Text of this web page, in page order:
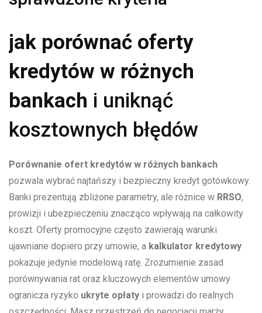
jak porównać oferty
kredytów w różnych
bankach i uniknąć
kosztownych błędów
Porównanie ofert kredytów w różnych bankach
pozwala wybrać najtańszy i bezpieczny kredyt gotówkowy.
Banki prezentują zbliżone parametry, ale różnice w RRSO,
prowizji i ubezpieczeniu znacząco wpływają na całkowity
koszt. Oferty promocyjne często zawierają warunki
ujawniane dopiero przy umowie, a kalkulator kredytowy
pokazuje jedynie modelową ratę. Zrozumienie zasad
porównywania rat oraz kluczowych elementów umowy
ogranicza ryzyko ukryte opłaty i prowadzi do realnych